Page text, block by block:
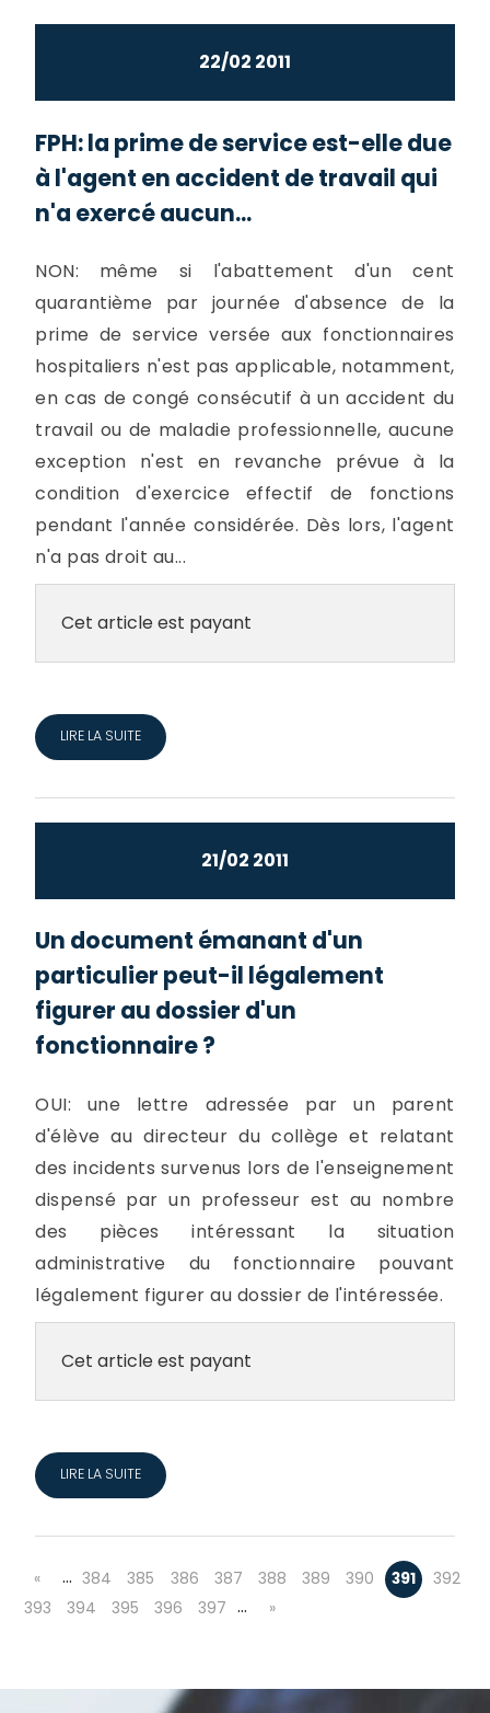
22/02 2011
FPH: la prime de service est-elle due
à l'agent en accident de travail qui
n'a exercé aucun...
NON: même si l'abattement d'un cent
quarantième par journée d'absence de la
prime de service versée aux fonctionnaires
hospitaliers n'est pas applicable, notamment,
en cas de congé consécutif à un accident du
travail ou de maladie professionnelle, aucune
exception n'est en revanche prévue à la
condition d'exercice effectif de fonctions
pendant l'année considérée. Dès lors, l'agent
n'a pas droit au...
Cet article est payant
LIRE LA SUITE
21/02 2011
Un document émanant d'un
particulier peut-il légalement
figurer au dossier d'un
fonctionnaire ?
OUI: une lettre adressée par un parent
d'élève au directeur du collège et relatant
des incidents survenus lors de l'enseignement
dispensé par un professeur est au nombre
des pièces intéressant la situation
administrative du fonctionnaire pouvant
légalement figurer au dossier de l'intéressée.
Cet article est payant
LIRE LA SUITE
« … 384 385 386 387 388 389 390 391
392
393
394 395 396 397 … »